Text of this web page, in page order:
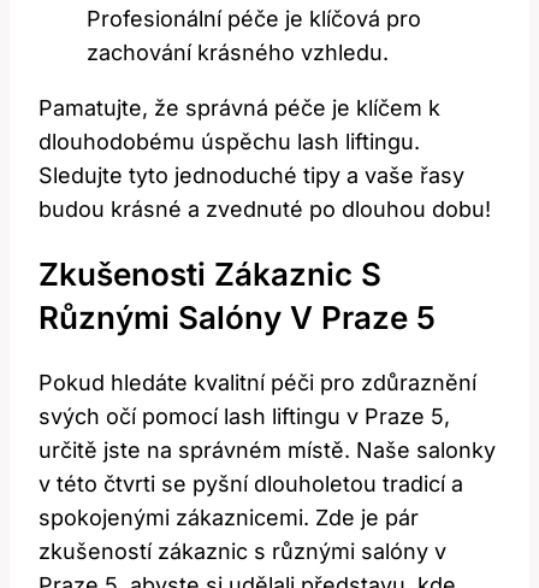
Profesionální péče je klíčová pro
zachování krásného vzhledu.
Pamatujte, že správná péče je klíčem k
dlouhodobému úspěchu lash liftingu.
Sledujte tyto⁣ jednoduché tipy a vaše řasy
budou krásné a zvednuté po dlouhou dobu!
Zkušenosti Zákaznic S
Různými Salóny V Praze 5
Pokud hledáte kvalitní péči pro zdůraznění
svých očí pomocí lash liftingu v ‍Praze 5,
určitě jste⁣ na správném místě. Naše ‍salonky
‍v této čtvrti ​se pyšní dlouholetou tradicí a
spokojenými zákaznicemi.‍ Zde je pár
zkušeností zákaznic s různými salóny v